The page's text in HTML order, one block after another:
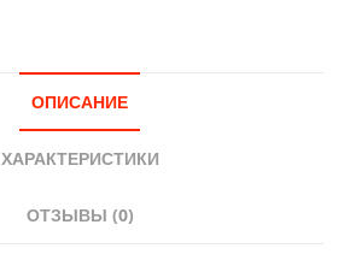
ОПИСАНИЕ
ХАРАКТЕРИСТИКИ
ОТЗЫВЫ (0)